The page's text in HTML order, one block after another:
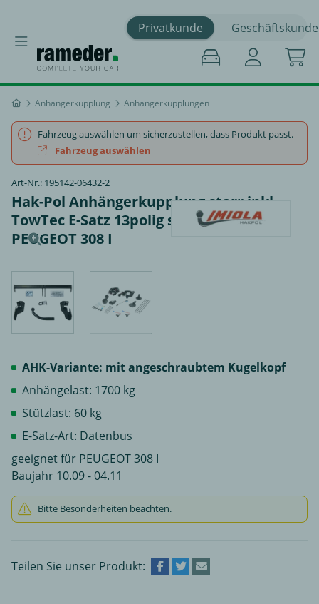
Privatkunde Geschäftskunde
Anhängerkupplung Anhängerkupplungen
Fahrzeug auswählen um sicherzustellen, dass Produkt passt.
Fahrzeug auswählen
Art-Nr.: 195142-06432-2
Hak-Pol Anhängerkupplung starr inkl.
TowTec E-Satz 13polig spezifisch -
PEUGEOT 308 I
AHK-Variante: mit angeschraubtem Kugelkopf
Anhängelast: 1700 kg
Stützlast: 60 kg
E-Satz-Art: Datenbus
geeignet für PEUGEOT 308 I
Baujahr 10.09 - 04.11
Bitte Besonderheiten beachten.
Teilen Sie unser Produkt: